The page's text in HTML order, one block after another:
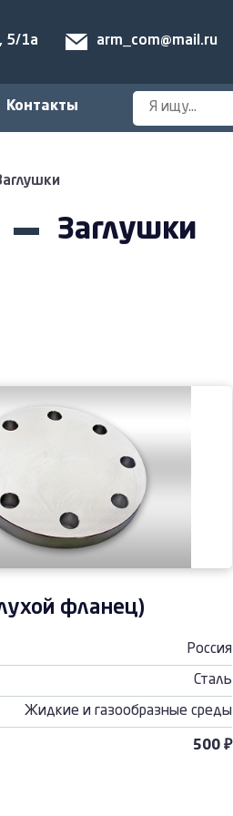
5/1а arm_com@mail.ru
Контакты
Заглушки
фланец)
Россия
Сталь
Жидкие и газообразные среды
500 ₽